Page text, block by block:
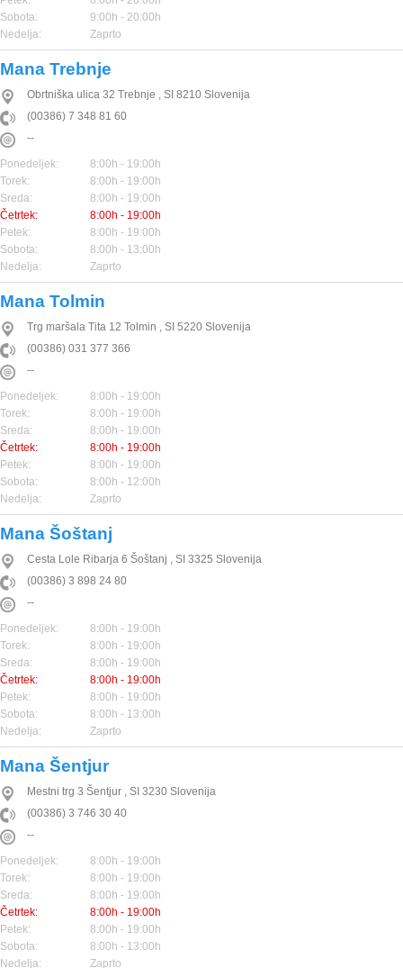
Sobota:
9:00h - 20:00h
Nedelja:
Zaprto
Mana Trebnje
Obrtniška ulica 32 Trebnje , SI 8210 Slovenija
(00386) 7 348 81 60
--
Ponedeljek:
8:00h - 19:00h
Torek:
8:00h - 19:00h
Sreda:
8:00h - 19:00h
Četrtek:
8:00h - 19:00h
Petek:
8:00h - 19:00h
Sobota:
8:00h - 13:00h
Nedelja:
Zaprto
Mana Tolmin
Trg maršala Tita 12 Tolmin , SI 5220 Slovenija
(00386) 031 377 366
--
Ponedeljek:
8:00h - 19:00h
Torek:
8:00h - 19:00h
Sreda:
8:00h - 19:00h
Četrtek:
8:00h - 19:00h
Petek:
8:00h - 19:00h
Sobota:
8:00h - 12:00h
Nedelja:
Zaprto
Mana Šoštanj
Cesta Lole Ribarja 6 Šoštanj , SI 3325 Slovenija
(00386) 3 898 24 80
--
Ponedeljek:
8:00h - 19:00h
Torek:
8:00h - 19:00h
Sreda:
8:00h - 19:00h
Četrtek:
8:00h - 19:00h
Petek:
8:00h - 19:00h
Sobota:
8:00h - 13:00h
Nedelja:
Zaprto
Mana Šentjur
Mestni trg 3 Šentjur , SI 3230 Slovenija
(00386) 3 746 30 40
--
Ponedeljek:
8:00h - 19:00h
Torek:
8:00h - 19:00h
Sreda:
8:00h - 19:00h
Četrtek:
8:00h - 19:00h
Petek:
8:00h - 19:00h
Sobota:
8:00h - 13:00h
Nedelja:
Zaprto